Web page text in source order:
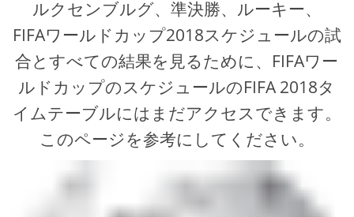
ルクセンブルグ、準決勝、ルーキー、
FIFAワールドカップ2018スケジュールの試
合とすべての結果を見るために、FIFAワー
ルドカップのスケジュールのFIFA 2018タ
イムテーブルにはまだアクセスできます。
このページを参考にしてください。